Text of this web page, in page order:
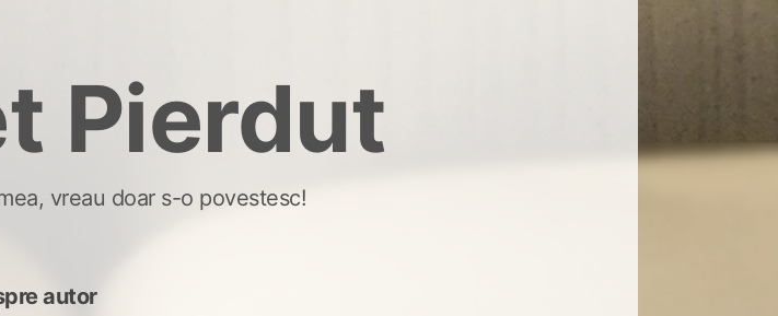
Pierdut
vreau doar s-o povestesc!
autor